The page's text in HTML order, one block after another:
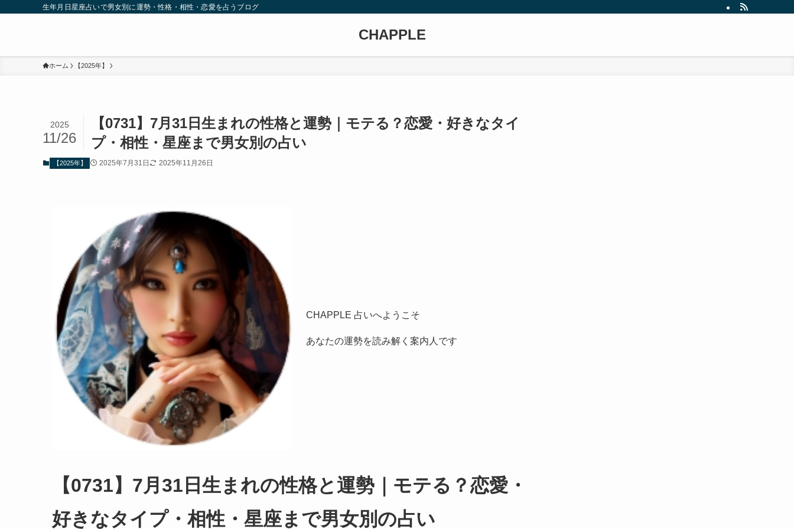
生年月日星座占いで男女別に運勢・性格・相性・恋愛を占うブログ
CHAPPLE
ホーム 【2025年】
【0731】7月31日生まれの性格と運勢｜モテる？恋愛・好きなタイ
プ・相性・星座まで男女別の占い
2025
11/26
【2025年】 2025年7月31日 2025年11月26日
CHAPPLE 占いへようこそ
あなたの運勢を読み解く案内人です
【0731】7月31日生まれの性格と運勢｜モテる？恋愛・
好きなタイプ・相性・星座まで男女別の占い